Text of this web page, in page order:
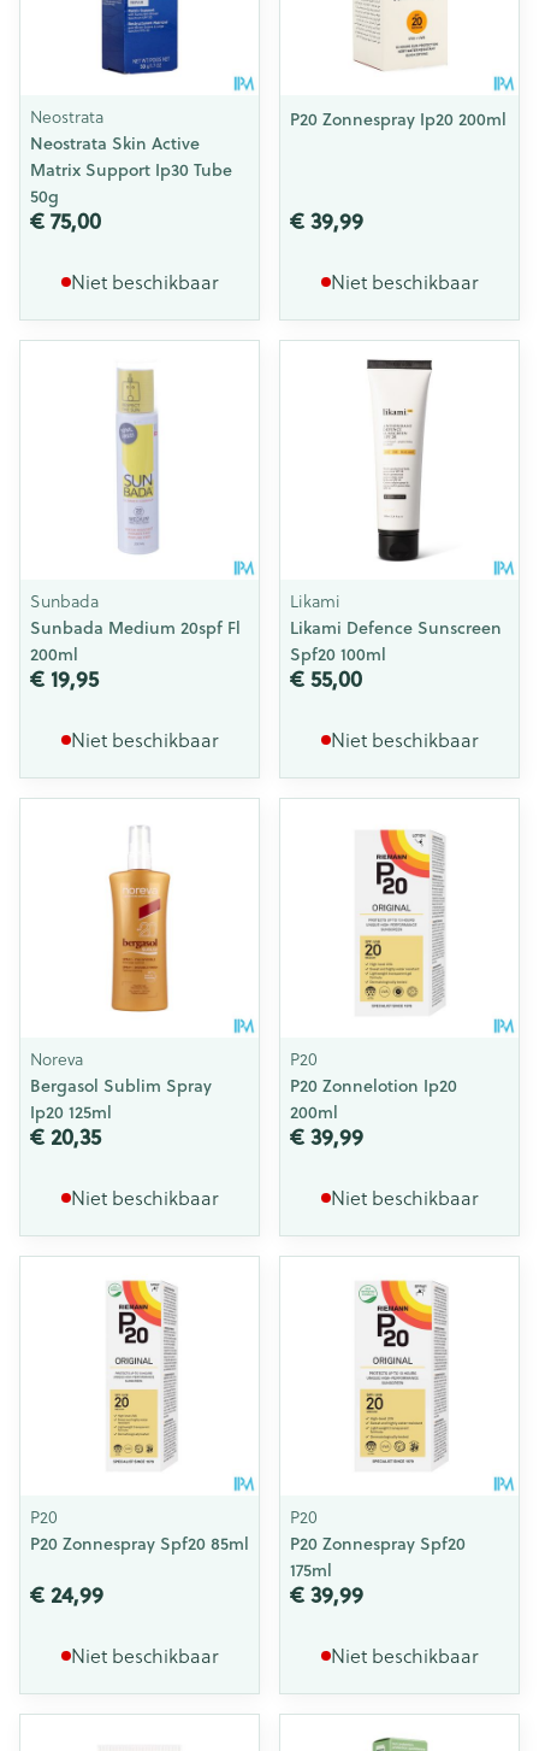
Neostrata
Neostrata Skin Active
Matrix Support Ip30 Tube
50g
€ 75,00
Niet beschikbaar
P20 Zonnespray Ip20 200ml
€ 39,99
Niet beschikbaar
Sunbada
Sunbada Medium 20spf Fl
200ml
€ 19,95
Niet beschikbaar
Likami
Likami Defence Sunscreen
Spf20 100ml
€ 55,00
Niet beschikbaar
Noreva
Bergasol Sublim Spray
Ip20 125ml
€ 20,35
Niet beschikbaar
P20
P20 Zonnelotion Ip20
200ml
€ 39,99
Niet beschikbaar
P20
P20 Zonnespray Spf20 85ml
€ 24,99
Niet beschikbaar
P20
P20 Zonnespray Spf20
175ml
€ 39,99
Niet beschikbaar